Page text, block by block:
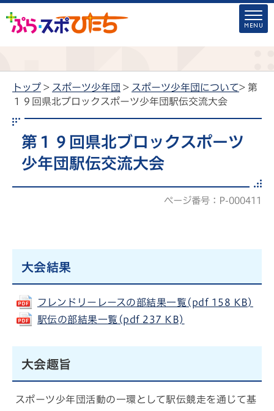
トップ > スポーツ少年団 > スポーツ少年団について> 第
１９回県北ブロックスポーツ少年団駅伝交流大会
第１９回県北ブロックスポーツ
少年団駅伝交流大会
ページ番号：P-000411
大会結果
フレンドリーレースの部結果一覧(pdf 158 KB)
駅伝の部結果一覧(pdf 237 KB)
大会趣旨
スポーツ少年団活動の一環として駅伝競走を通じて基